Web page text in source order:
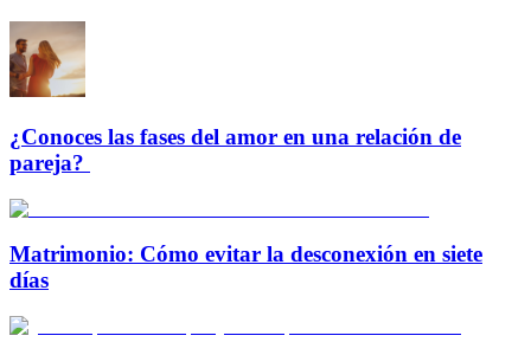
¿Conoces las fases del amor en una relación de
pareja?
Matrimonio: Cómo evitar la desconexión en siete
días